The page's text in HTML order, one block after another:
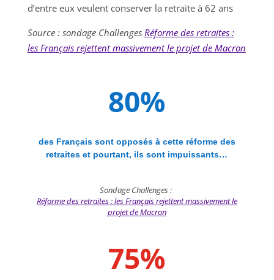
d’entre eux veulent conserver la retraite à 62 ans
Source : sondage Challenges Réforme des retraites :
les Français rejettent massivement le projet de Macron
80%
des Français sont opposés à cette réforme des
retraites et pourtant, ils sont impuissants…
Sondage Challenges :
Réforme des retraites : les Français rejettent massivement le
projet de Macron
75%